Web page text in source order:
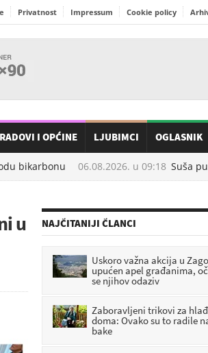
Privatnost Impressum Cookie policy
I OPĆINE LJUBIMCI OGLASNIK
bikarbonu 06.08.2026. u09:18 Suša
u NAJČITANIJI ČLANCI
Uskoro važna akcija u
upućen apel građanima,
se njihov odaziv
Zaboravljeni trikovi za
doma: Ovako su to radile
bake